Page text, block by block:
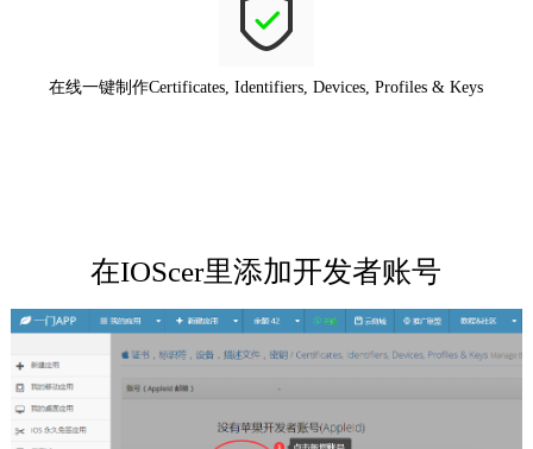
在线一键制作Certificates, Identifiers, Devices, Profiles & Keys
在IOScer里添加开发者账号